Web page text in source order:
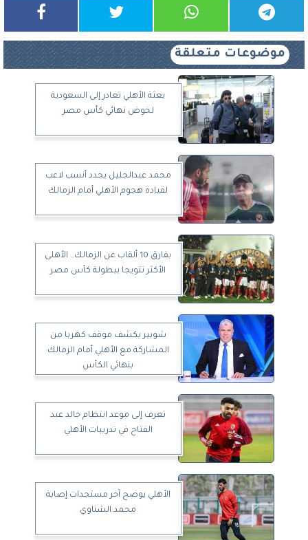
موضوعات متعلقة
بعثة الأهلي تغادر إلى السعودية
لخوض نهائي كأس مصر
محمد عبدالجليل يحدد أنسب لاعب
لقيادة هجوم الأهلي أمام الزمالك
بفارق 10 ألقاب عن الزمالك.. الأهلى
الأكثر تتويجا ببطولة كأس مصر
شوبير يكشف موقف كهربا من
المشاركة مع الأهلي أمام الزمالك
بنهائي الكأس
تعرف إلى موعد انتظام خالد عبد
الفتاح في تدريبات الأهلي
الأهلي يوضح آخر مستجدات إصابة
محمد الشناوي